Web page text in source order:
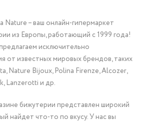
Nature – ваш онлайн-гипермаркет
из Европы, работающий с 1999 года!
исключительно
от известных мировых брендов, таких
Nature Bijoux, Polina Firenze, Alcozer,
Lanzerotti и др.
бижутерии представлен широкий
найдет что-то по вкусу. У нас вы